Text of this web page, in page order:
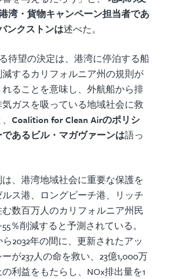
港湾・貨物キャンペーン担当者であ
ンクストンは述べた。
る待望の決定は、港湾に停泊する船
するカリフォルニア州の規則が
ることを意味し、外航船から排
ガスを吸っている地域社会に救
Coalition for Clean Airのポリシ
あるビル・マガヴァーンは語っ
、港湾地域社会に重要な保護を
ス港、ロングビーチ港、リッチ
数百万人のカリフォルニア州民
％削減すると予測されている。
ら2032年の間に、更新されたアッ
が237人の命を救い、23億1,000万
利益をもたらし、NOx排出量を1